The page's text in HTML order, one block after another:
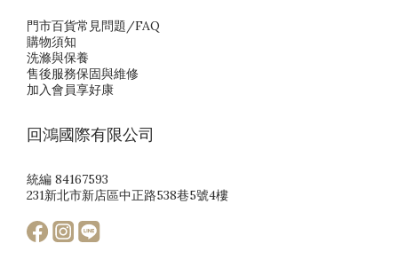
門市百貨常見問題/FAQ
購物須知
洗滌與保養
售後服務保固與維修
加入會員享好康
回鴻國際有限公司
統編 84167593
231新北市新店區中正路538巷5號4樓